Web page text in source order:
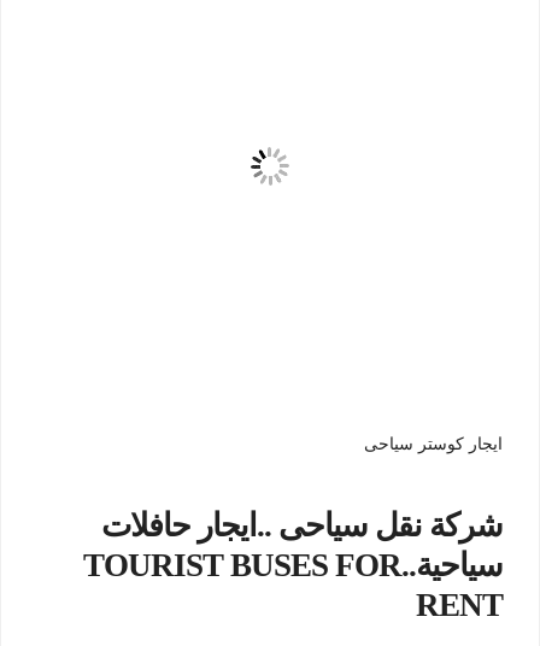
ايجار كوستر سياحى
شركة نقل سياحى ..ايجار حافلات
سياحية..TOURIST BUSES FOR
RENT